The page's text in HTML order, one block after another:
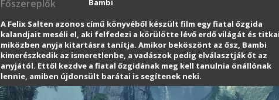
Főszereplők Bambi
A Felix Salten azonos című könyvéből készült film egy fiatal őzgida
kalandjait meséli el, aki felfedezi a körülötte lévő erdő világát és
miközben anyja kitartásra tanítja. Amikor beköszönt az ősz, Bambi
kimerészkedik az ismeretlenbe, a vadászok pedig elválasztják őt az
anyjától. Ettől kezdve a fiatal őzgidának meg kell tanulnia önállónak
lennie, amiben újdonsült barátai is segítenek neki.